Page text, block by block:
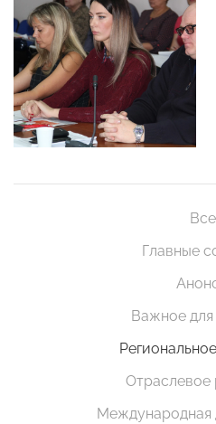
Все
Главные
Важное для
Отраслевое
Международная